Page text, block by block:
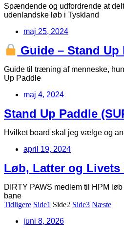
Spændende og udfordrende at
udenlandske løb i Tyskland
maj 25, 2024
Guide – Stand
Guide til træning af menneske,
Up Paddle
maj 4, 2024
Stand Up Paddle
Hvilket board skal jeg vælge og
april 19, 2024
Løb, Latter og Livets
DIRTY PAWS medlem til HPM
bane
Tidligere Side1 Side2 Side3 Næste
juni 8, 2026